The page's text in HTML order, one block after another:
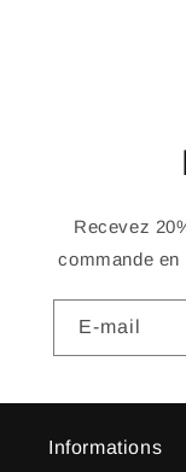
Recevez
commande
E-mail
Informations